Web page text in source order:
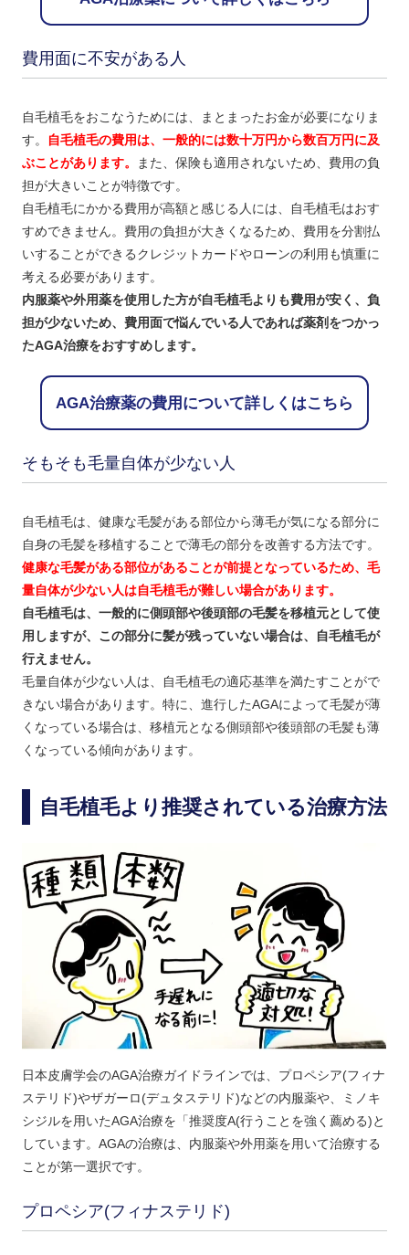
費用面に不安がある人
自毛植毛をおこなうためには、まとまったお金が必要になりま
す。
自毛植毛の費用は、一般的には数十万円から数百万円に及
ぶことがあります。
また、保険も適用されないため、費用の負
担が大きいことが特徴です。
自毛植毛にかかる費用が高額と感じる人には、自毛植毛はおす
すめできません。費用の負担が大きくなるため、費用を分割払
いすることができるクレジットカードやローンの利用も慎重に
考える必要があります。
内服薬や外用薬を使用した方が自毛植毛よりも費用が安く、負
担が少ないため、費用面で悩んでいる人であれば薬剤をつかっ
たAGA治療をおすすめします。
AGA治療薬の費用について詳しくはこちら
そもそも毛量自体が少ない人
自毛植毛は、健康な毛髪がある部位から薄毛が気になる部分に
自身の毛髪を移植することで薄毛の部分を改善する方法です。
健康な毛髪がある部位があることが前提となっているため、毛
量自体が少ない人は自毛植毛が難しい場合があります。
自毛植毛は、一般的に側頭部や後頭部の毛髪を移植元として使
用しますが、この部分に髪が残っていない場合は、自毛植毛が
行えません。
毛量自体が少ない人は、自毛植毛の適応基準を満たすことがで
きない場合があります。特に、進行したAGAによって毛髪が薄
くなっている場合は、移植元となる側頭部や後頭部の毛髪も薄
くなっている傾向があります。
自毛植毛より推奨されている治療方法
日本皮膚学会のAGA治療ガイドラインでは、プロペシア(フィナ
ステリド)やザガーロ(デュタステリド)などの内服薬や、ミノキ
シジルを用いたAGA治療を「推奨度A(行うことを強く薦める)と
しています。AGAの治療は、内服薬や外用薬を用いて治療する
ことが第一選択です。
プロペシア(フィナステリド)